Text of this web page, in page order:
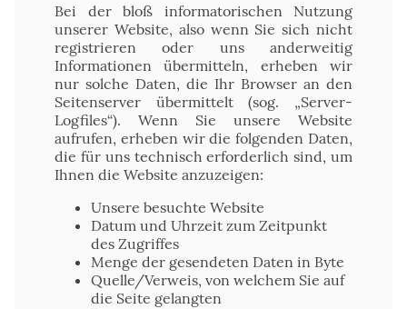
Bei der bloß informatorischen Nutzung
unserer Website, also wenn Sie sich nicht
registrieren oder uns anderweitig
Informationen übermitteln, erheben wir
nur solche Daten, die Ihr Browser an den
Seitenserver übermittelt (sog. „Server-
Logfiles“). Wenn Sie unsere Website
aufrufen, erheben wir die folgenden Daten,
die für uns technisch erforderlich sind, um
Ihnen die Website anzuzeigen:
Unsere besuchte Website
Datum und Uhrzeit zum Zeitpunkt
des Zugriffes
Menge der gesendeten Daten in Byte
Quelle/Verweis, von welchem Sie auf
die Seite gelangten